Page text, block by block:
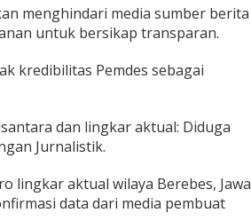
menghindari media sumber berita
untuk bersikap transparan.
kredibilitas Pemdes sebagai
dan lingkar aktual: Diduga
Jurnalistik.
lingkar aktual wilaya Berebes, Jawa
data dari media pembuat